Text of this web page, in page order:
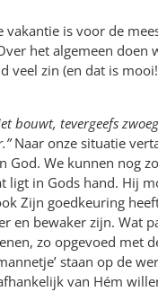
vakantie is voor de
het algemeen doen
veel zin (en dat is
bouwt, tevergeefs
Naar onze situatie
God. We kunnen nog
ligt in Gods hand. Hij
Zijn goedkeuring
en bewaker zijn. Wat
zo opgevoed met
staan op de
van Hém